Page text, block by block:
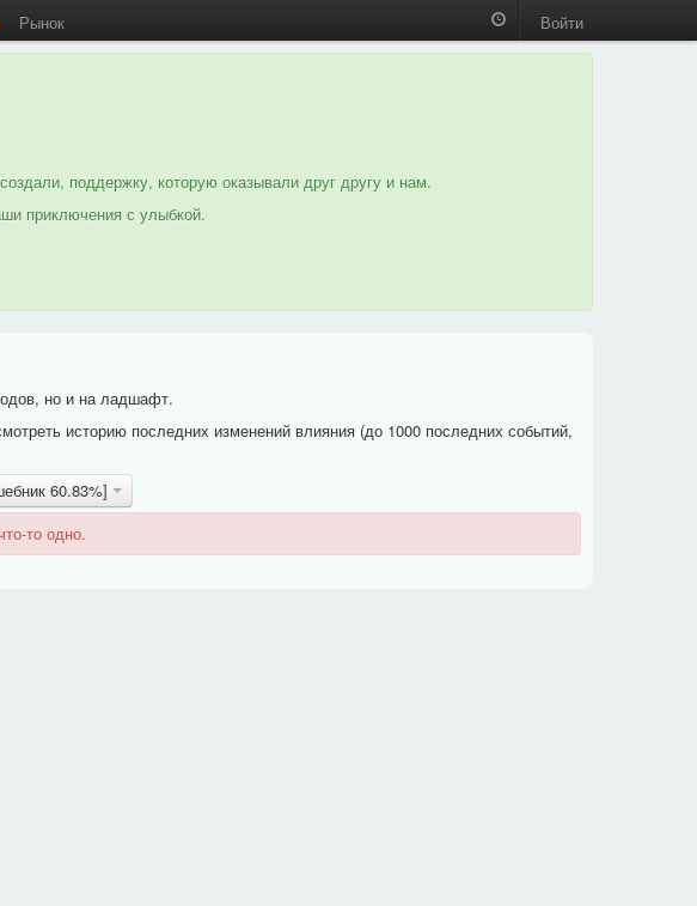
Рынок Войти
поддержку, которую оказывали друг другу и нам.
приключения с улыбкой.
но и на ладшафт.
историю последних изменений влияния (до 1000 последних событий,
60.83%]
то одно.